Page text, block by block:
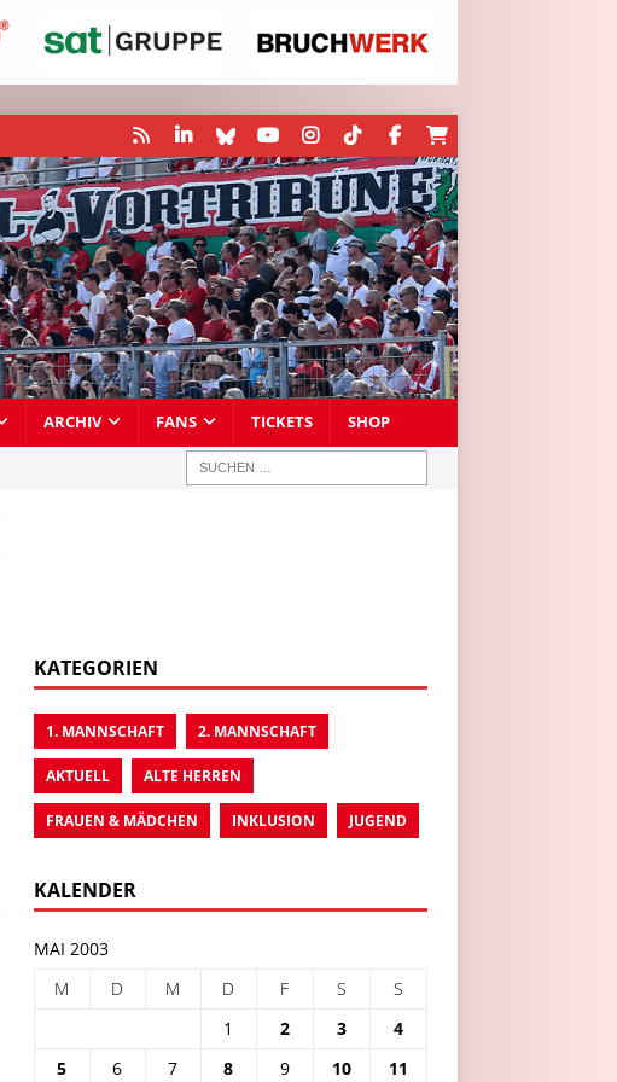
ARCHIV FANS TICKETS SHOP
KATEGORIEN
1. MANNSCHAFT 2. MANNSCHAFT
AKTUELL ALTE HERREN
FRAUEN & MÄDCHEN INKLUSION JUGEND
KALENDER
MAI 2003
M
D M D F S
S
1
2 3
4
5
6 7 8 9 10 11